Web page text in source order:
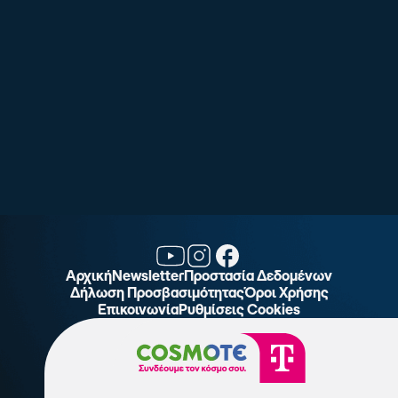
ΑρχικήNewsletterΠροστασία Δεδομένων
Δήλωση ΠροσβασιμότηταςΌροι Χρήσης
ΕπικοινωνίαΡυθμίσεις Cookies